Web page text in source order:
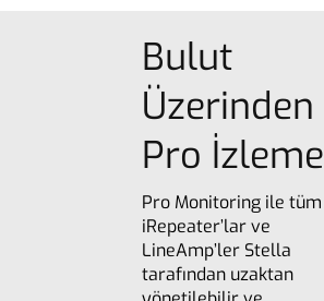
Bulut
Üzerinden
Pro İzleme
Pro Monitoring ile tüm
iRepeater’lar ve
LineAmp’ler Stella
tarafından uzaktan